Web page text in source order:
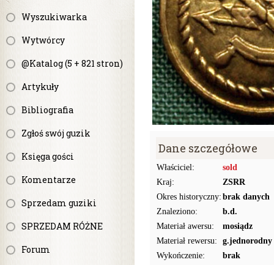
Wyszukiwarka
Wytwórcy
@Katalog (5 + 821 stron)
Artykuły
Bibliografia
Zgłoś swój guzik
Księga gości
Komentarze
Sprzedam guziki
SPRZEDAM RÓŻNE
Forum
Dane szczegółowe
Właściciel:
sold
Kraj:
ZSRR
Okres historyczny: brak danych
Znaleziono:
b.d.
Materiał awersu:
mosiądz
Materiał rewersu:
g.jednorodny
Wykończenie:
brak